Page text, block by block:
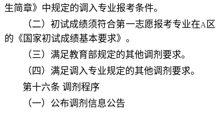
生简章》中规定的调入专业报考条件。
（二）初试成绩须符合第一志愿报考专业在A 区
的《国家初试成绩基本要求》。
（三）满足教育部规定的其他调剂要求。
（四）满足调入专业规定的其他调剂要求。
第十六条 调剂程序
（一）公布调剂信息公告